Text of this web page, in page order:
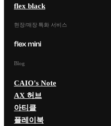
flex black
현장/매장 특화 서비스
Blog
CAIO's Note
AX 허브
아티클
플레이북